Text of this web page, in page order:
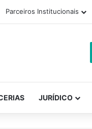
Parceiros Institucionais
JURÍDICO